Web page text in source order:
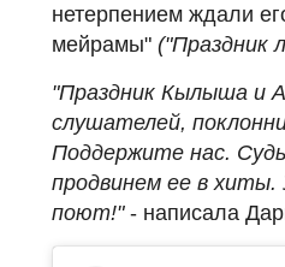
нетерпением ждали
мейрамы" ("Праздник
"Праздник Кылыша и
слушателей,
Поддержите нас.
продвинем ее в
поют!"- написала